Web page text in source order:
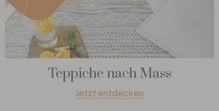
Teppiche nach Mass
Jetzt entdecken